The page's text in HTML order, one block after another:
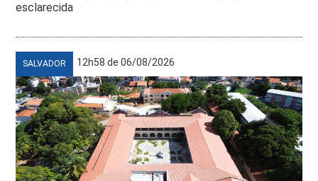
esclarecida
SALVADOR 12h58 de 06/08/2026